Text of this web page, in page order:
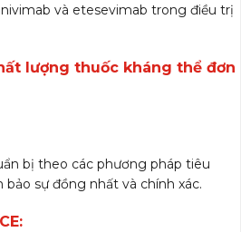
và etesevimab trong điều trị
lượng thuốc kháng thể đơn
bị theo các phương pháp tiêu
bảo sự đồng nhất và chính xác.